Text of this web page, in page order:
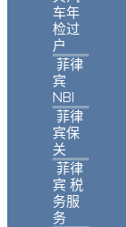
车年
检过
户
菲律
宾
NBI
菲律
宾保
关
菲律
宾 税
务服
务